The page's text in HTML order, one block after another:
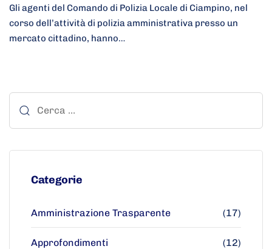
Gli agenti del Comando di Polizia Locale di Ciampino, nel
corso dell’attività di polizia amministrativa presso un
mercato cittadino, hanno…
Categorie
Amministrazione Trasparente (17)
Approfondimenti (12)